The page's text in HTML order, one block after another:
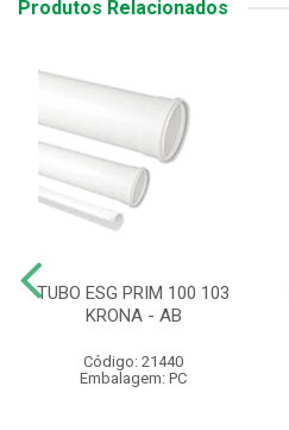
Produtos Relacionados
TUBO ESG PRIM 100 103
KRONA - AB
Código: 21440
Embalagem: PC